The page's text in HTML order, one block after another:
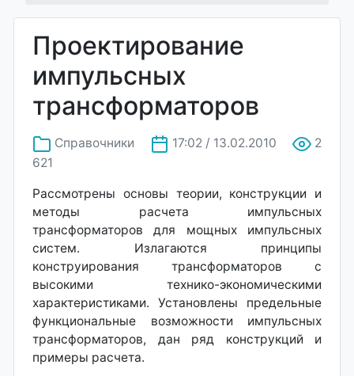
Проектирование
импульсных
трансформаторов
Справочники 17:02 / 13.02.2010
2
621
Рассмотрены основы теории, конструкции и
методы расчета импульсных
трансформаторов для мощных импульсных
систем. Излагаются принципы
конструирования трансформаторов с
высокими технико-экономическими
характеристиками. Установлены предельные
функциональные возможности импульсных
трансформаторов, дан ряд конструкций и
примеры расчета.